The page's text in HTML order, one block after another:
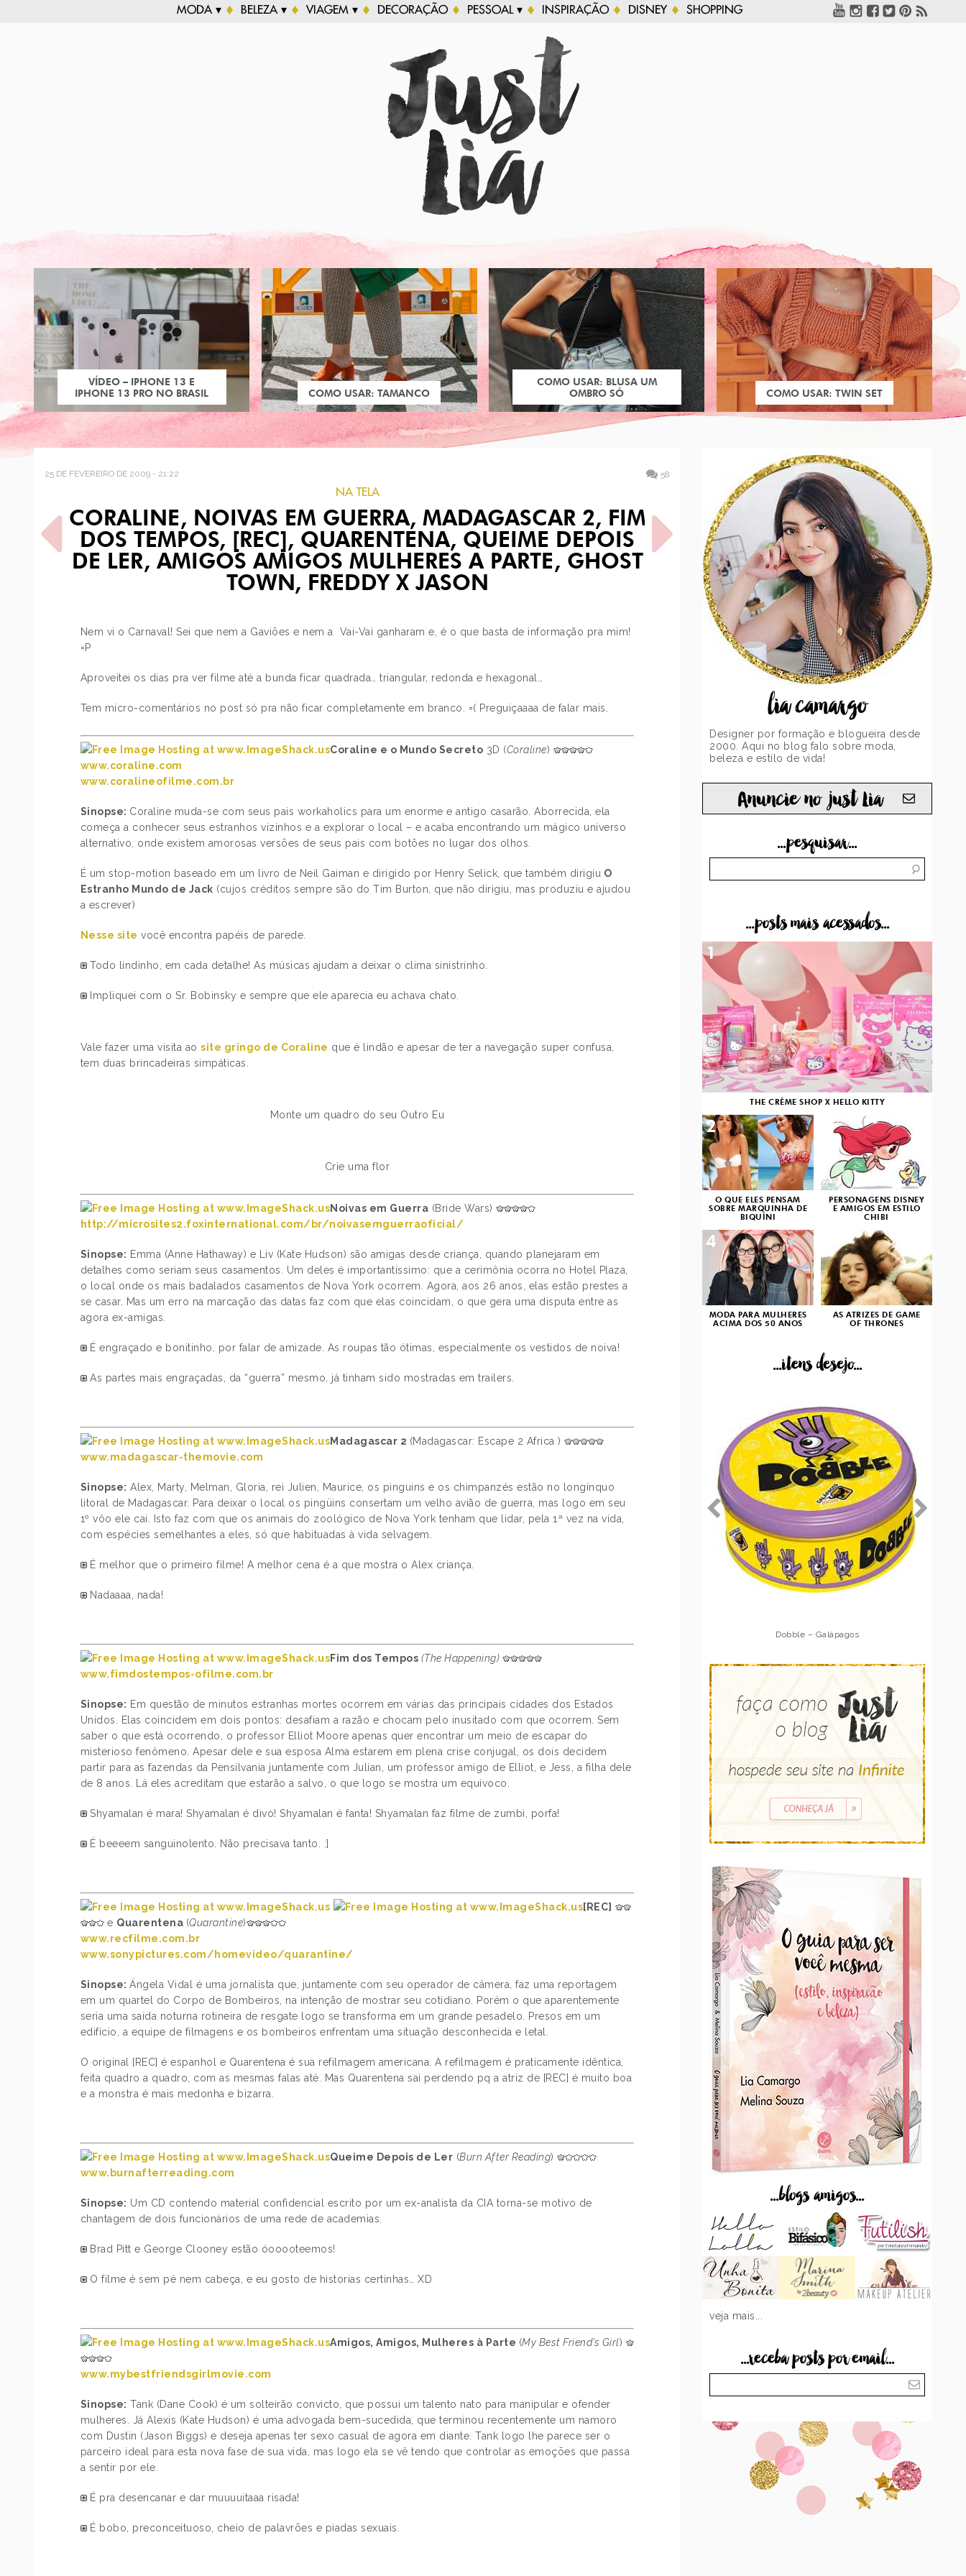
MODA ▾ BELEZA ▾ VIAGEM ▾ DECORAÇÃO PESSOAL ▾ INSPIRAÇÃO DISNEY SHOPPING
VÍDEO – IPHONE 13 E
IPHONE 13 PRO NO BRASIL
COMO USAR: TAMANCO
COMO USAR: BLUSA UM
OMBRO SÓ
COMO USAR: TWIN SET
25 DE FEVEREIRO DE 2009 - 21:22 58
NA TELA
CORALINE, NOIVAS EM GUERRA, MADAGASCAR 2, FIM
DOS TEMPOS, [REC], QUARENTENA, QUEIME DEPOIS
DE LER, AMIGOS AMIGOS MULHERES A PARTE, GHOST
TOWN, FREDDY X JASON
Nem vi o Carnaval! Sei que nem a Gaviões e nem a Vai-Vai ganharam e, é o que basta de informação pra mim!
=P
Aproveitei os dias pra ver filme até a bunda ficar quadrada… triangular, redonda e hexagonal…
Tem micro-comentários no post só pra não ficar completamente em branco. =( Preguiçaaaa de falar mais.
Coraline e o Mundo Secreto 3D (Coraline)
www.coraline.com
www.coralineofilme.com.br
Sinopse: Coraline muda-se com seus pais workaholics para um enorme e antigo casarão. Aborrecida, ela
começa a conhecer seus estranhos vizinhos e a explorar o local – e acaba encontrando um mágico universo
alternativo, onde existem amorosas versões de seus pais com botões no lugar dos olhos.
É um stop-motion baseado em um livro de Neil Gaiman e dirigido por Henry Selick, que também dirigiu O
Estranho Mundo de Jack (cujos créditos sempre são do Tim Burton, que não dirigiu, mas produziu e ajudou
a escrever)
Nesse site você encontra papéis de parede.
Todo lindinho, em cada detalhe! As músicas ajudam a deixar o clima sinistrinho.
Impliquei com o Sr. Bobinsky e sempre que ele aparecia eu achava chato.
Vale fazer uma visita aosite gringo de Coraline que é lindão e apesar de ter a navegação super confusa,
tem duas brincadeiras simpáticas.
Monte um quadro do seu Outro Eu
Crie uma flor
Noivas em Guerra (Bride Wars)
http://microsites2.foxinternational.com/br/noivasemguerraoficial/
Sinopse: Emma (Anne Hathaway) e Liv (Kate Hudson) são amigas desde criança, quando planejaram em
detalhes como seriam seus casamentos. Um deles é importantíssimo: que a cerimônia ocorra no Hotel Plaza,
o local onde os mais badalados casamentos de Nova York ocorrem. Agora, aos 26 anos, elas estão prestes a
se casar. Mas um erro na marcação das datas faz com que elas coincidam, o que gera uma disputa entre as
agora ex-amigas.
É engraçado e bonitinho, por falar de amizade. As roupas tão ótimas, especialmente os vestidos de noiva!
As partes mais engraçadas, da “guerra” mesmo, já tinham sido mostradas em trailers.
Madagascar 2 (Madagascar: Escape 2 Africa )
www.madagascar-themovie.com
Sinopse: Alex, Marty, Melman, Gloria, rei Julien, Maurice, os pinguins e os chimpanzés estão no longínquo
litoral de Madagascar. Para deixar o local os pingüins consertam um velho avião de guerra, mas logo em seu
1º vôo ele cai. Isto faz com que os animais do zoológico de Nova York tenham que lidar, pela 1ª vez na vida,
com espécies semelhantes a eles, só que habituadas à vida selvagem.
É melhor que o primeiro filme! A melhor cena é a que mostra o Alex criança.
Nadaaaa, nada!
Fim dos Tempos (The Happening)
www.fimdostempos-ofilme.com.br
Sinopse: Em questão de minutos estranhas mortes ocorrem em várias das principais cidades dos Estados
Unidos. Elas coincidem em dois pontos: desafiam a razão e chocam pelo inusitado com que ocorrem. Sem
saber o que está ocorrendo, o professor Elliot Moore apenas quer encontrar um meio de escapar do
misterioso fenômeno. Apesar dele e sua esposa Alma estarem em plena crise conjugal, os dois decidem
partir para as fazendas da Pensilvania juntamente com Julian, um professor amigo de Elliot, e Jess, a filha dele
de 8 anos. Lá eles acreditam que estarão a salvo, o que logo se mostra um equívoco.
Shyamalan é mara! Shyamalan é divo! Shyamalan é fanta! Shyamalan faz filme de zumbi, porfa!
É beeeem sanguinolento. Não precisava tanto. :]
[REC]
e Quarentena (Quarantine)
www.recfilme.com.br
www.sonypictures.com/homevideo/quarantine/
Sinopse:Ángela Vidal é uma jornalista que, juntamente com seu operador de câmera, faz uma reportagem
em um quartel do Corpo de Bombeiros, na intenção de mostrar seu cotidiano. Porém o que aparentemente
seria uma saída noturna rotineira de resgate logo se transforma em um grande pesadelo. Presos em um
edifício, a equipe de filmagens e os bombeiros enfrentam uma situação desconhecida e letal.
O original [REC] é espanhol e Quarentena é sua refilmagem americana. A refilmagem é praticamente idêntica,
feita quadro a quadro, com as mesmas falas até. Mas Quarentena sai perdendo pq a atriz de [REC] é muito boa
e a monstra é mais medonha e bizarra.
Queime Depois de Ler (Burn After Reading)
www.burnafterreading.com
Sinopse: Um CD contendo material confidencial escrito por um ex-analista da CIA torna-se motivo de
chantagem de dois funcionários de uma rede de academias.
Brad Pitt e George Clooney estão óooooteemos!
O filme é sem pé nem cabeça, e eu gosto de historias certinhas… XD
Amigos, Amigos, Mulheres à Parte (My Best Friend’s Girl)
www.mybestfriendsgirlmovie.com
Sinopse: Tank (Dane Cook) é um solteirão convicto, que possui um talento nato para manipular e ofender
mulheres. Já Alexis (Kate Hudson) é uma advogada bem-sucedida, que terminou recentemente um namoro
com Dustin (Jason Biggs) e deseja apenas ter sexo casual de agora em diante. Tank logo lhe parece ser o
parceiro ideal para esta nova fase de sua vida, mas logo ela se vê tendo que controlar as emoções que passa
a sentir por ele.
É pra desencanar e dar muuuuitaaa risada!
É bobo, preconceituoso, cheio de palavrões e piadas sexuais.
lia camargo
Designer por formação e blogueira desde
2000. Aqui no blog falo sobre moda,
beleza e estilo de vida!
Anuncie no just Lia
...pesquisar...
...posts mais acessados...
THE CRÈME SHOP X HELLO KITTY
1
O QUE ELES PENSAM
SOBRE MARQUINHA DE
BIQUÍNI
2
PERSONAGENS DISNEY
E AMIGOS EM ESTILO
CHIBI
3
MODA PARA MULHERES
ACIMA DOS 50 ANOS
4
AS ATRIZES DE GAME
OF THRONES
...itens desejo...
Munchkin – Galápagos
...blogs amigos...
veja mais...
...receba posts por email...